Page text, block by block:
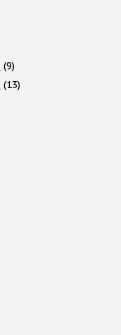
(9)
(13)